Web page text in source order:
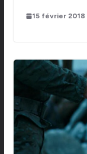
15 février 2018